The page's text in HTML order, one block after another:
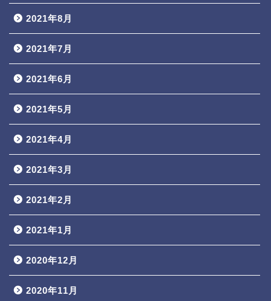
2021年8月
2021年7月
2021年6月
2021年5月
2021年4月
2021年3月
2021年2月
2021年1月
2020年12月
2020年11月